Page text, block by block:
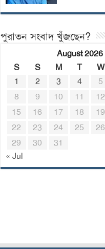
পুরাতন সংবাদ খুঁজছেন?
August 2026
S
S M T W
1
2 3 4 5
8
9 10 11 12
15
16 17 18 19
22
23 24 25 26
29
30
31
« Jul